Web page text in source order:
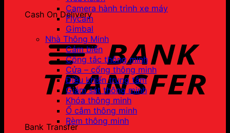
Cash On Delivery
Bank Transfer
Camera hành trình xe máy
Flycam
Gimbal
Nhà Thông Minh
Cảm biến
Công tắc thông minh
Cửa – cổng thông minh
Điều khiển trung tâm
Giám sát thông minh
Khóa thông minh
Ổ cắm thông minh
Rèm thông minh